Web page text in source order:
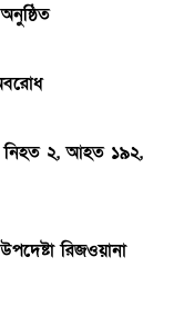
নিহত ২, আহত ১৯২,
রিজওয়ানা